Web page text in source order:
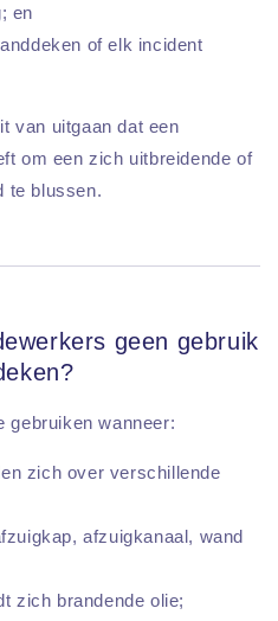
en
of elk incident
van uitgaan dat een
om een zich uitbreidende of
te blussen.
geen gebruik
gebruiken wanneer:
zich over verschillende
afzuigkanaal, wand
zich brandende olie;